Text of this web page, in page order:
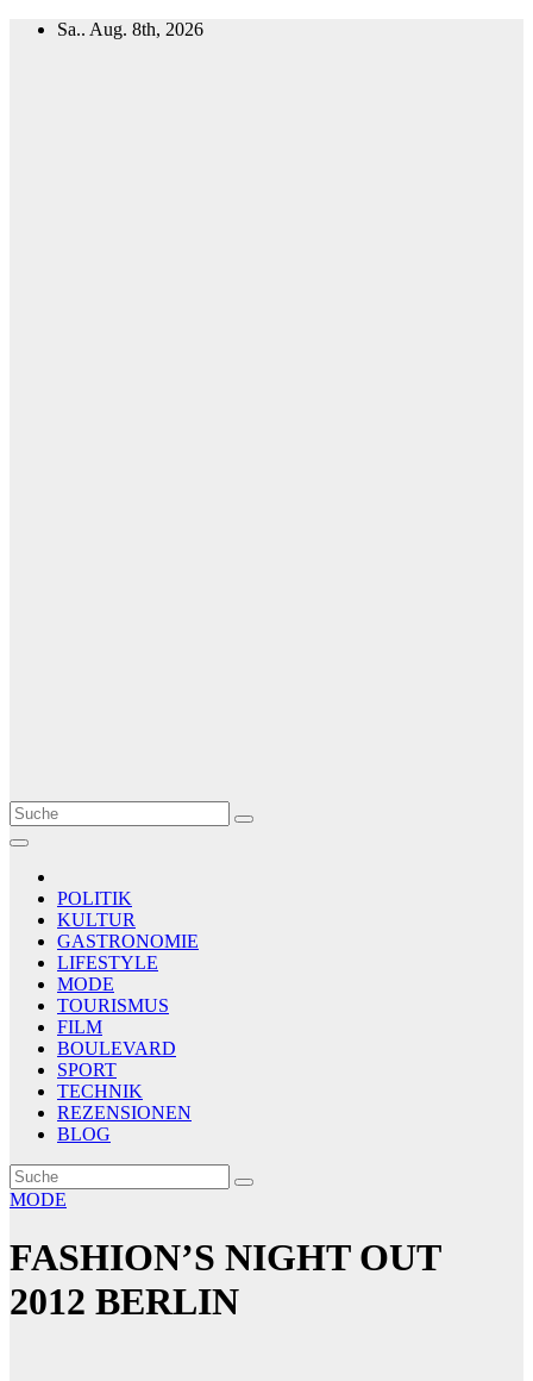
Zum
Sa.. Aug. 8th, 2026
Le Matin
AGENCE DE PRESSE
POLITIK
KULTUR
GASTRONOMIE
LIFESTYLE
MODE
TOURISMUS
FILM
BOULEVARD
SPORT
TECHNIK
REZENSIONEN
BLOG
MODE
FASHION’S NIGHT OUT
2012 BERLIN